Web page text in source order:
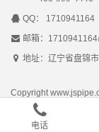
QQ： 1710941164
邮箱：
地址：辽宁省盘锦
Copyright
Powered by
电话